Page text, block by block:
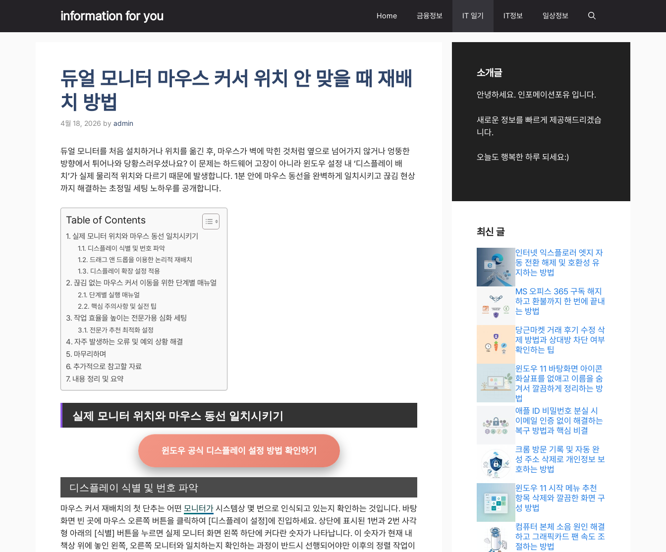
content
information for you Home 금융정보 IT 일기 IT정보 일상정보
듀얼 모니터 마우스 커서 위치 안 맞을 때 재배
치 방법
4월 18, 2026 by admin
듀얼 모니터를 처음 설치하거나 위치를 옮긴 후, 마우스가 벽에 막힌 것처럼 옆으로 넘어가지 않거나 엉뚱한
방향에서 튀어나와 당황스러우셨나요? 이 문제는 하드웨어 고장이 아니라 윈도우 설정 내 ‘디스플레이 배
치’가 실제 물리적 위치와 다르기 때문에 발생합니다. 1분 안에 마우스 동선을 완벽하게 일치시키고 끊김 현상
까지 해결하는 초정밀 세팅 노하우를 공개합니다.
Table of Contents
실제 모니터 위치와 마우스 동선 일치시키기
디스플레이 식별 및 번호 파악
드래그 앤 드롭을 이용한 논리적 재배치
디스플레이 확장 설정 적용
끊김 없는 마우스 커서 이동을 위한 단계별 매뉴얼
단계별 실행 매뉴얼
핵심 주의사항 및 실전 팁
작업 효율을 높이는 전문가용 심화 세팅
전문가 추천 최적화 설정
자주 발생하는 오류 및 예외 상황 해결
마무리하며
추가적으로 참고할 자료
내용 정리 및 요약
실제 모니터 위치와 마우스 동선 일치시키기
윈도우 공식 디스플레이 설정 방법 확인하기
디스플레이 식별 및 번호 파악
마우스 커서 재배치의 첫 단추는 어떤 모니터가 시스템상 몇 번으로 인식되고 있는지 확인하는 것입니다. 바탕
화면 빈 곳에 마우스 오른쪽 버튼을 클릭하여 [디스플레이 설정]에 진입하세요. 상단에 표시된 1번과 2번 사각
형 아래의 [식별] 버튼을 누르면 실제 모니터 화면 왼쪽 하단에 커다란 숫자가 나타납니다. 이 숫자가 현재 내
책상 위에 놓인 왼쪽, 오른쪽 모니터와 일치하는지 확인하는 과정이 반드시 선행되어야만 이후의 정렬 작업이
소개글
안녕하세요. 인포메이션포유 입니다.
새로운 정보를 빠르게 제공해드리겠습
니다.
오늘도 행복한 하루 되세요:)
최신 글
인터넷 익스플로러 엣지 자
동 전환 해제 및 호환성 유
지하는 방법
MS 오피스 365 구독 해지
하고 환불까지 한 번에 끝내
는 방법
당근마켓 거래 후기 수정 삭
제 방법과 상대방 차단 여부
확인하는 팁
윈도우 11 바탕화면 아이콘
화살표를 없애고 이름을 숨
겨서 깔끔하게 정리하는 방
법
애플 ID 비밀번호 분실 시
이메일 인증 없이 해결하는
복구 방법과 핵심 비결
크롬 방문 기록 및 자동 완
성 주소 삭제로 개인정보 보
호하는 방법
윈도우 11 시작 메뉴 추천
항목 삭제와 깔끔한 화면 구
성 방법
컴퓨터 본체 소음 원인 해결
하고 그래픽카드 팬 속도 조
절하는 방법